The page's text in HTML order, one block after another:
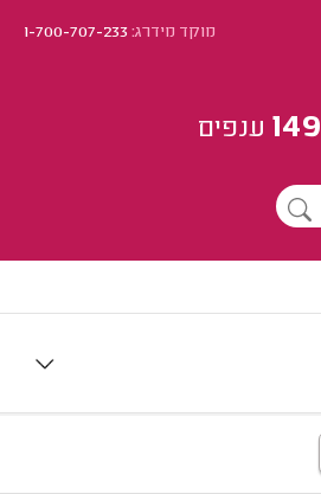
מוקד מידרג:1-700-707-233
149 ענפים